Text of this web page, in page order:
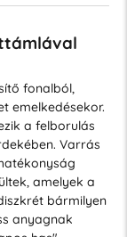
fonalból,
emelkedésekor.
a felborulás
Varrás
amelyek a
bármilyen
anyagnak